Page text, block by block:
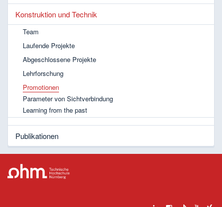
Konstruktion und Technik
Team
Laufende Projekte
Abgeschlossene Projekte
Lehrforschung
Promotionen
Parameter von Sichtverbindung
Learning from the past
Publikationen